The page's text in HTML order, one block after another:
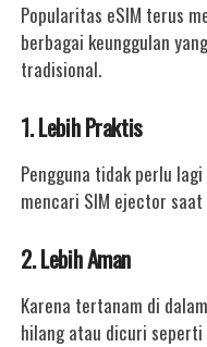
Popularitas eSIM terus
berbagai keunggulan
tradisional.
1. Lebih Praktis
Pengguna tidak perlu
mencari SIM ejector
2. Lebih Aman
Karena tertanam di
hilang atau dicuri